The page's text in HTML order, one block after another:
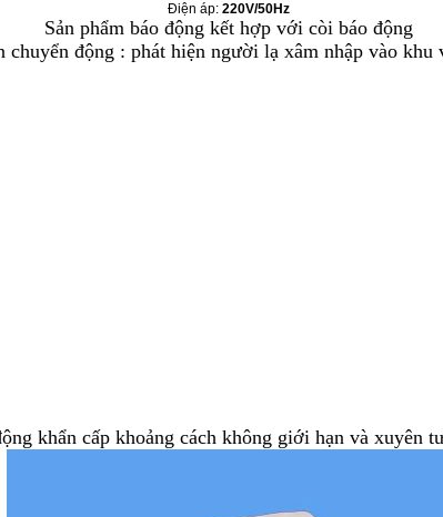
Điện áp: 220V/50Hz
Sản phẩm báo động kết hợp với còi báo động
chuyển động : phát hiện người lạ xâm nhập vào khu
khẩn cấp khoảng cách không giới hạn và xuyên